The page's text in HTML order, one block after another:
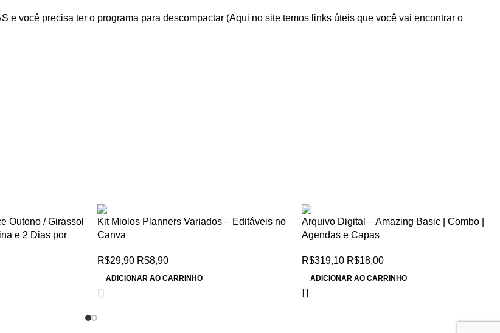
e você precisa ter o programa para descompactar (Aqui no site temos links úteis que você vai encontrar o
Outono / Girassol
e 2 Dias por
Kit Miolos Planners Variados – Editáveis no
Canva
R$29,90 R$8,90
ADICIONAR AO CARRINHO
Arquivo Digital – Amazing Basic | Combo |
Agendas e Capas
R$319,10 R$18,00
ADICIONAR AO CARRINHO